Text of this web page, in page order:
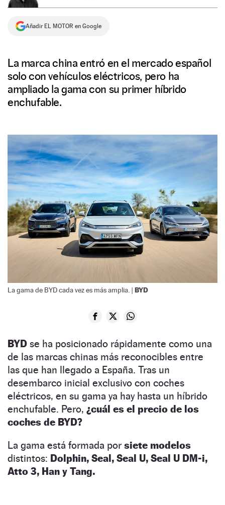
Añadir EL MOTOR en Google
La marca china entró en el mercado español
solo con vehículos eléctricos, pero ha
ampliado la gama con su primer híbrido
enchufable.
La gama de BYD cada vez es más amplia. | BYD
BYD se ha posicionado rápidamente como una
de las marcas chinas más reconocibles entre
las que han llegado a España. Tras un
desembarco inicial exclusivo con coches
eléctricos, en su gama ya hay hasta un híbrido
enchufable. Pero, ¿cuál es el precio de los
coches de BYD?
La gama está formada por siete modelos
distintos: Dolphin, Seal, Seal U, Seal U DM-i,
Atto 3, Han y Tang.